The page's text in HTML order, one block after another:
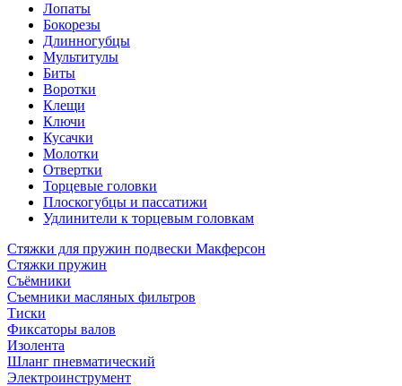
Лопаты
Бокорезы
Длинногубцы
Мультитулы
Биты
Воротки
Клещи
Ключи
Кусачки
Молотки
Отвертки
Торцевые головки
Плоскогубцы и пассатижи
Удлинители к торцевым головкам
Стяжки для пружин подвески Макферсон
Стяжки пружин
Съёмники
Съемники масляных фильтров
Тиски
Фиксаторы валов
Изолента
Шланг пневматический
Электроинструмент